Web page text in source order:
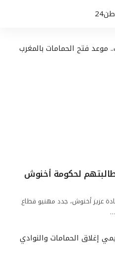
لحكومة أخنوش
عزيز أخنوش، جدد مهنيو قطاع